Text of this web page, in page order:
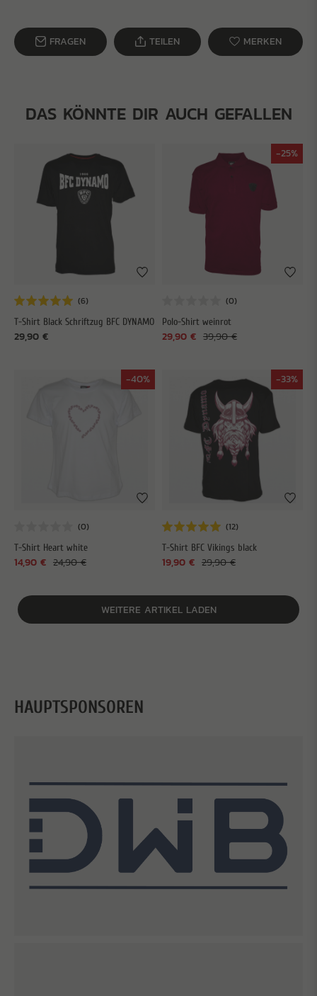
FRAGEN TEILEN MERKEN
DAS KÖNNTE DIR AUCH GEFALLEN
T-Shirt Black Schriftzug BFC DYNAMO
29,90 €
-25%
Polo-Shirt weinrot
39,90 €
29,90 €
-40%
T-Shirt Heart white
24,90 €
14,90 €
-33%
T-Shirt BFC Vikings black
29,90 €
19,90 €
WEITERE ARTIKEL LADEN
HAUPTSPONSOREN